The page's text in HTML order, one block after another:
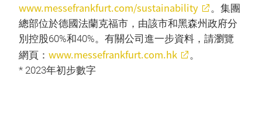
www.messefrankfurt.com/sustainability
。集團
總部位於德國法蘭克福市，由該市和黑森州政府分
別控股60%和40%。有關公司進一步資料，請瀏覽
網頁： www.messefrankfurt.com.hk
。
* 2023年初步數字